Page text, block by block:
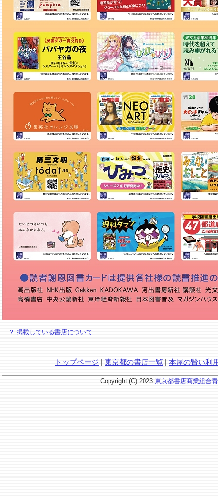
？ 掲載している書店について
トップページ | 東京都の書店一覧 | 本屋の賢い利
Copyright (C) 2023 東京都書店商業組合